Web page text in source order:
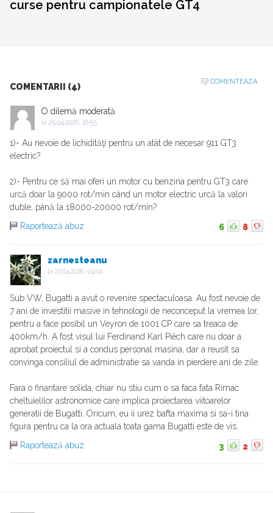
curse pentru campionatele GT4
COMENTARII (4)
COMENTEAZA
O dilemă moderată
la 25.04.2026, 16:55
1)- Au nevoie de lichidităţi pentru un atât de necesar 911 GT3
electric?
2)- Pentru ce să mai oferi un motor cu benzina pentru GT3 care
urcă doar la 9000 rot/min când un motor electric urcă la valori
duble, până la 18000-20000 rot/min?
Raportează abuz
6 8
zarnesteanu
la 27.04.2026, 04:01
Sub VW, Bugatti a avut o revenire spectaculoasa. Au fost nevoie de
7 ani de investitii masive in tehnologii de neconceput la vremea lor,
pentru a face posibil un Veyron de 1001 CP care sa treaca de
400km/h. A fost visul lui Ferdinand Karl Piëch care nu doar a
aprobat proiectul si a condus personal masina, dar a reusit sa
convinga consiliul de administratie sa vanda in pierdere ani de zile.
Fara o finantare solida, chiar nu stiu cum o sa faca fata Rimac
cheltuielilor astronomice care implica proiectarea viitoarelor
generatii de Bugatti. Oricum, eu ii urez bafta maxima si sa-i tina
figura pentru ca la ora actuala toata gama Bugatti este de vis.
Raportează abuz
3 2